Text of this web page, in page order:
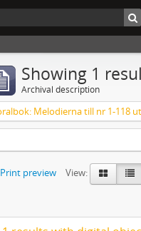
Showing 1
Archival description
Print preview
View: